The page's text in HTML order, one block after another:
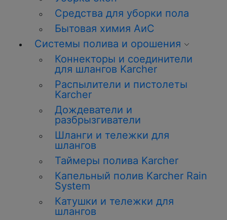
Средства для уборки пола
Бытовая химия АиС
Системы полива и орошения
Коннекторы и соединители
для шлангов Karcher
Распылители и пистолеты
Karcher
Дождеватели и
разбрызгиватели
Шланги и тележки для
шлангов
Таймеры полива Karcher
Капельный полив Karcher Rain
System
Катушки и тележки для
шлангов